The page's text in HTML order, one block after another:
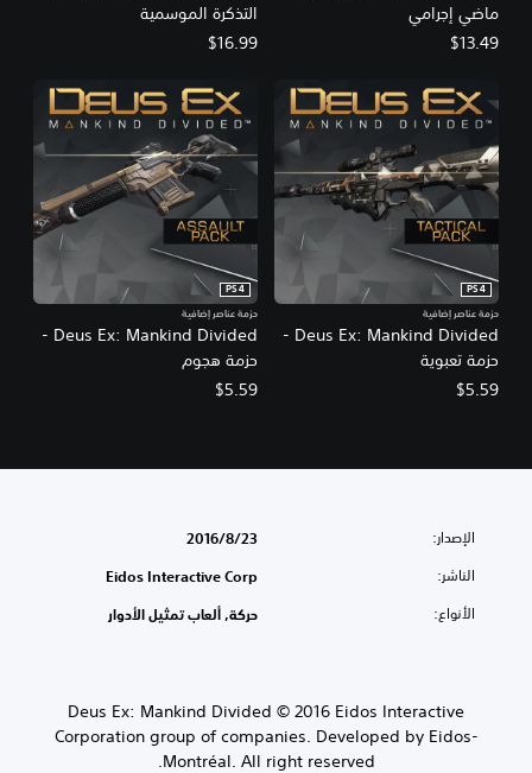
ماضي إجرامي
$13.49
التذكرة الموسمية
$16.99
Deus Ex: Mankind Divided -
حزمة تعبوية
PS4
حزمة عناصر إضافية
$5.59
Deus Ex: Mankind Divided -
حزمة هجوم
PS4
حزمة عناصر إضافية
$5.59
الإصدار: 23‏/8‏/2016
الناشر: Eidos Interactive Corp
الأنواع: حركة, ألعاب تمثيل الأدوار
Deus Ex: Mankind Divided © 2016 Eidos Interactive
Corporation group of companies. Developed by Eidos-
Montréal. All right reserved.